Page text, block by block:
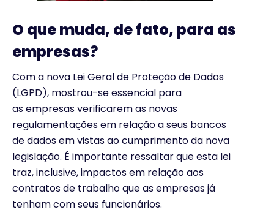
O que muda, de fato, para as
empresas?
Com a nova Lei Geral de Proteção de Dados
(LGPD), mostrou-se essencial para
as empresas verificarem as novas
regulamentações em relação a seus bancos
de dados em vistas ao cumprimento da nova
legislação. É importante ressaltar que esta lei
traz, inclusive, impactos em relação aos
contratos de trabalho que as empresas já
tenham com seus funcionários.